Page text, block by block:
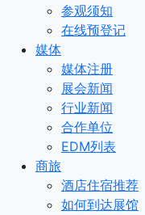
参观须知
在线预登记
媒体
媒体注册
展会新闻
行业新闻
合作单位
EDM列表
商旅
酒店住宿推荐
如何到达展馆